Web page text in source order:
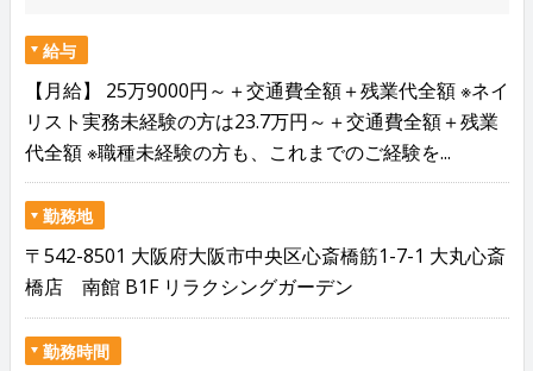
給与
【月給】 25万9000円～＋交通費全額＋残業代全額 ※ネイ
リスト実務未経験の方は23.7万円～＋交通費全額＋残業
代全額 ※職種未経験の方も、これまでのご経験を...
勤務地
〒542-8501 大阪府大阪市中央区心斎橋筋1-7-1 大丸心斎
橋店 南館 B1F リラクシングガーデン
勤務時間